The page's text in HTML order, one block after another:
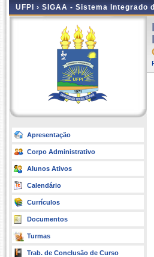
UFPI › SIGAA - Sistema Integrado
Apresentação
Corpo Administrativo
Alunos Ativos
Calendário
Currículos
Documentos
Turmas
Trab. de Conclusão de Curso